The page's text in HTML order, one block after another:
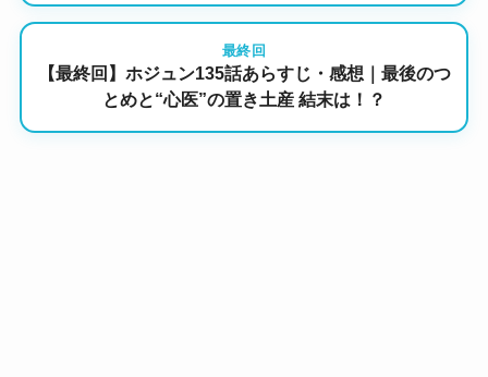
最終回
【最終回】ホジュン135話あらすじ・感想｜最後のつ
とめと“心医”の置き土産 結末は！？